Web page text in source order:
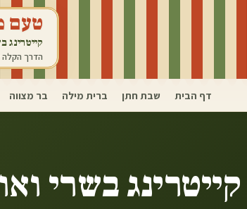
טעם
קייטרינג
הדרך הקלה
דף הבית שבת חתן ברית מילה בר מצווה
קייטרינג בשרי